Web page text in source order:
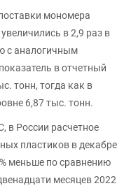
мономера
в 2,9 раз в
с аналогичным
в отчетный
тонн, тогда как в
6,87 тыс. тонн.
в России расчетное
пластиков в декабре
меньше по сравнению
месяцев 2022